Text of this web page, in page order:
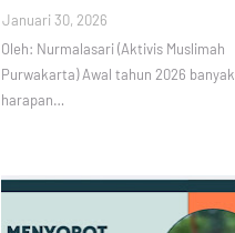
Januari 30, 2026
Oleh: Nurmalasari (Aktivis Muslimah
Purwakarta) Awal tahun 2026 banyak
harapan…